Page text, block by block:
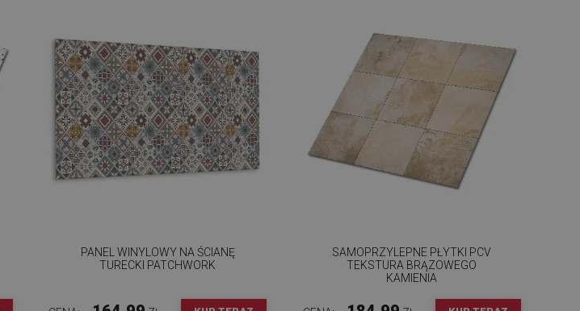
PANEL WINYLOWY NA ŚCIANĘ
TURECKI PATCHWORK
SAMOPRZYLEPNE PŁYTKI PCV
TEKSTURA BRĄZOWEGO
KAMIENIA